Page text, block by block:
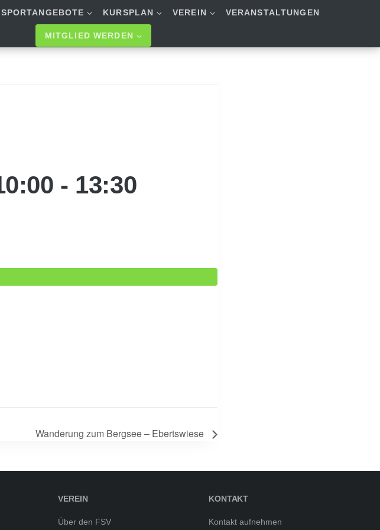
SPORTANGEBOTE KURSPLAN VEREIN VERANSTALTUNGEN
MITGLIED WERDEN
- 13:30
Wanderung zum Bergsee – Ebertswiese
VEREIN
Über den FSV
KONTAKT
Kontakt aufnehmen